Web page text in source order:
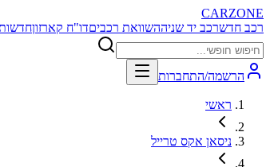
CARZONE
רכב חדשרכב יד שניההשוואת רכביםדו"ח קארזון
הרשמה/התחברות
ראשי
ניסאן אקס טרייל